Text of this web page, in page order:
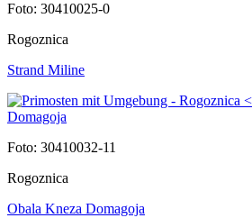
Foto: 30410025-0
Rogoznica
Strand Miline
Foto: 30410032-11
Rogoznica
Obala Kneza Domagoja